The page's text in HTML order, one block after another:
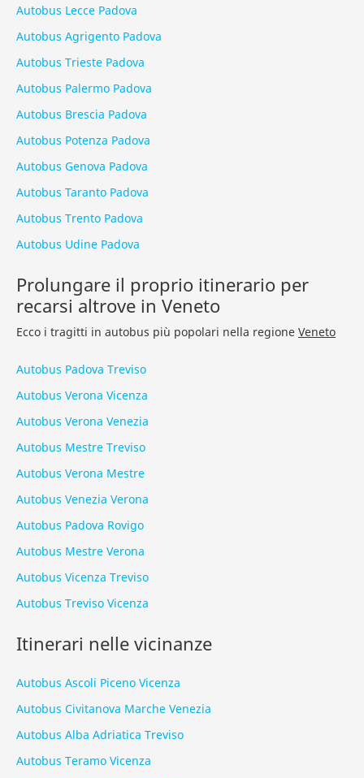
Autobus Lecce Padova
Autobus Agrigento Padova
Autobus Trieste Padova
Autobus Palermo Padova
Autobus Brescia Padova
Autobus Potenza Padova
Autobus Genova Padova
Autobus Taranto Padova
Autobus Trento Padova
Autobus Udine Padova
Prolungare il proprio itinerario per
recarsi altrove in Veneto
Ecco i tragitti in autobus più popolari nella regione Veneto
Autobus Padova Treviso
Autobus Verona Vicenza
Autobus Verona Venezia
Autobus Mestre Treviso
Autobus Verona Mestre
Autobus Venezia Verona
Autobus Padova Rovigo
Autobus Mestre Verona
Autobus Vicenza Treviso
Autobus Treviso Vicenza
Itinerari nelle vicinanze
Autobus Ascoli Piceno Vicenza
Autobus Civitanova Marche Venezia
Autobus Alba Adriatica Treviso
Autobus Teramo Vicenza